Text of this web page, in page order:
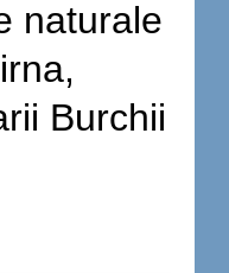
naturale
Burchii